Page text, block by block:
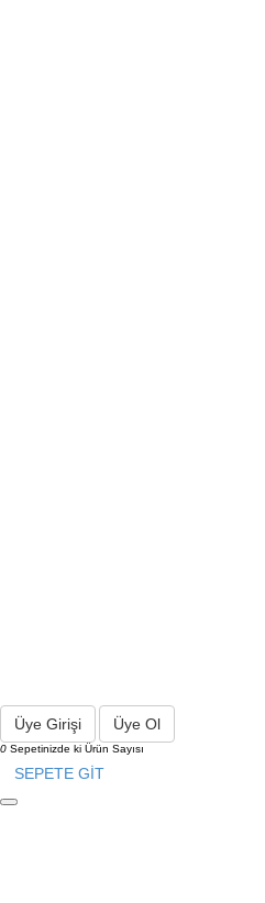
Üye Girişi Üye Ol
0 Sepetinizde ki Ürün Sayısı
SEPETE GİT